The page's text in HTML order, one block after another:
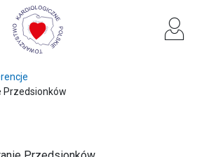
Przedsionków